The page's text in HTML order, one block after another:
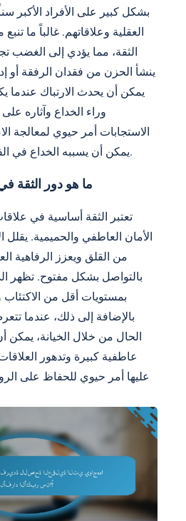
بشكل كبير على الأفراد الأكبر
العقلية وعلاقاتهم. غالباً ما
الثقة، مما يؤدي إلى الغضب
ينشأ الحزن من فقدان الرفقة أو
يمكن أن يحدث الارتباك عندما
وراء الخداع وآثاره
الاستجابات أمر حيوي لمعالجة
يمكن أن يسببه الخداع في الفئات العمرية الأكبر سناً.
ما هو دور الثقة
تعتبر الثقة أساسية في
الأمان العاطفي والحميمية.
من القلق ويعزز الرفاهية
بالتواصل بشكل مفتوح. تظهر
بمستويات أقل من الاكتئاب
بالإضافة إلى ذلك، عندما
الحال من خلال الخيانة،
عاطفية كبيرة وتدهور
عليها أمر حيوي للحفاظ على